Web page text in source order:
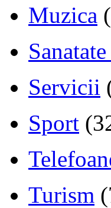
Muzica
Servicii
Sport
Turism